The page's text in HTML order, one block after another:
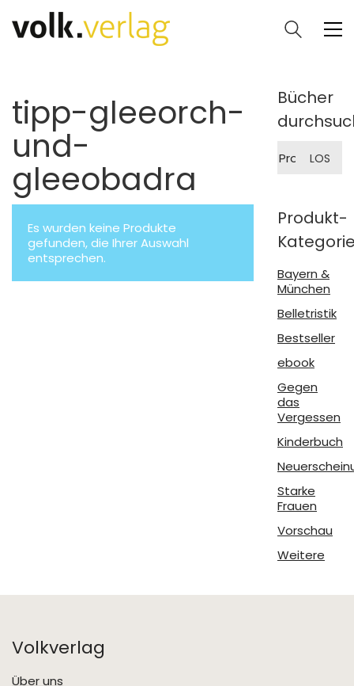
tipp-gleeorch-
und-
gleeobadra
Es wurden keine Produkte
gefunden, die Ihrer Auswahl
entsprechen.
Bücher
nach:
LOS
Produkt-
Bayern &
München
Belletristik
Bestseller
ebook
Gegen
das
Vergessen
Kinderbuch
Starke
Frauen
Vorschau
Weitere
Volkverlag
Über uns